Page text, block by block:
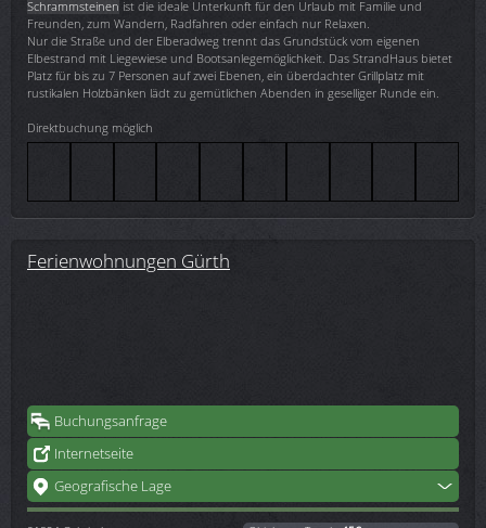
Schrammsteinen ist die ideale Unterkunft für den Urlaub mit Familie und
Freunden, zum Wandern, Radfahren oder einfach nur Relaxen.
Nur die Straße und der Elberadweg trennt das Grundstück vom eigenen
Elbestrand mit Liegewiese und Bootsanlegemöglichkeit. Das StrandHaus bietet
Platz für bis zu 7 Personen auf zwei Ebenen, ein überdachter Grillplatz mit
rustikalen Holzbänken lädt zu gemütlichen Abenden in geselliger Runde ein.
Direktbuchung möglich
Ferienwohnungen Gürth
Buchungsanfrage
Internetseite
Geografische Lage